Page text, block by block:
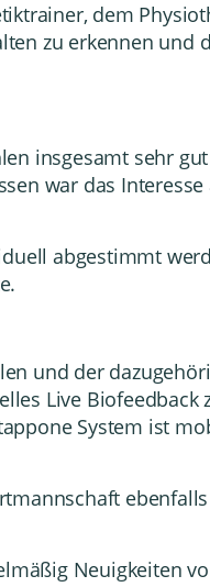
dem
zu erkennen und
insgesamt sehr
war das
abgestimmt
und der
Live
System ist
Neuigkeiten